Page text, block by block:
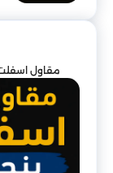
مقاول